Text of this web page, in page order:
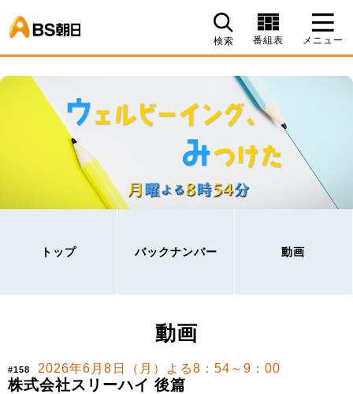
検索 番組表 メニュー
トップ バックナンバー 動画
動画
#158 2026年6月8日（月）よる8：54～9：00
株式会社スリーハイ 後篇